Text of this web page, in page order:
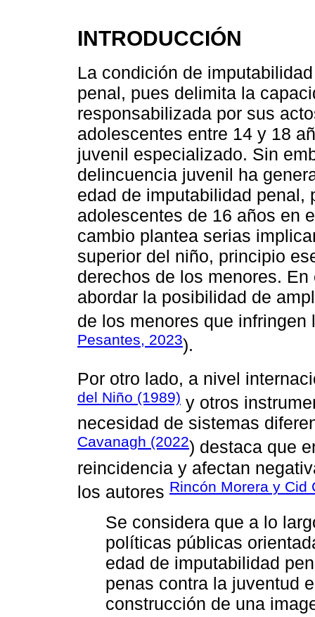
INTRODUCCIÓN
La condición de
penal, pues delimita la
responsabilizada por sus
adolescentes entre 14 y 18
juvenil especializado. Sin
delincuencia juvenil ha
edad de imputabilidad penal,
adolescentes de 16 años en
cambio plantea serias
superior del niño, principio
derechos de los menores.
abordar la posibilidad de
de los menores que infringen
Pesantes, 2023).
Por otro lado, a nivel
del Niño (1989) y otros
necesidad de sistemas
Cavanagh (2022) destaca que
reincidencia y afectan
los autores Rincón Morera y Cid
Se considera que a lo
políticas públicas
edad de imputabilidad
penas contra la juventud
construcción de una